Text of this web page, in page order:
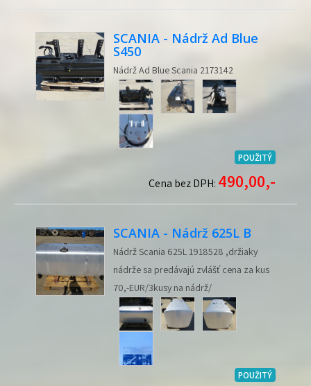
SCANIA - Nádrž Ad Blue
S450
Nádrž Ad Blue Scania 2173142
POUŽITÝ
Cena bez DPH: 490,00,-
SCANIA - Nádrž 625L B
Nádrž Scania 625L 1918528 ,držiaky
nádrže sa predávajú zvlášť cena za kus
70,-EUR/3kusy na nádrž/
POUŽITÝ